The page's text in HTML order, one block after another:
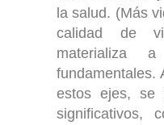
la salud. (Más
calidad de
materializa
fundamentales.
estos ejes, se
significativos,